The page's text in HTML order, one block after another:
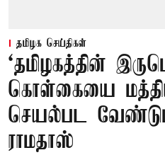
தமிழக செய்திகள்
‘தமிழகத்தின்
கொள்கையை
செயல்பட
ராமதாஸ்